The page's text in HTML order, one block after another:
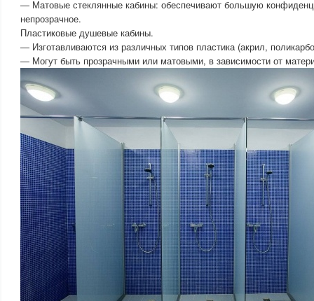
— Матовые стеклянные кабины: обеспечивают большую
непрозрачное.
Пластиковые душевые кабины.
— Изготавливаются из различных типов пластика (акрил,
— Могут быть прозрачными или матовыми, в зависимости от